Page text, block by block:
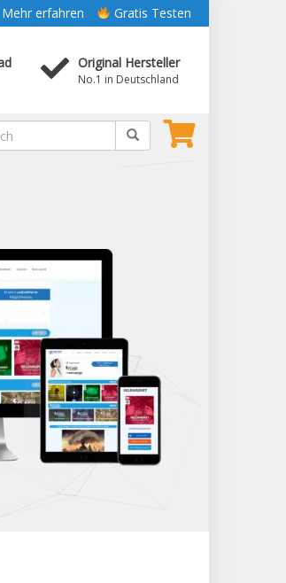
Mehr erfahren Gratis Testen
Original Hersteller
No.1 in Deutschland